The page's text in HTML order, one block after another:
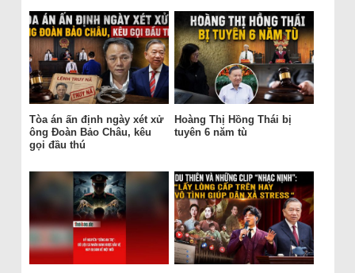
Tòa án ấn định ngày xét xử
ông Đoàn Bảo Châu, kêu
gọi đầu thú
Hoàng Thị Hồng Thái bị
tuyên 6 năm tù